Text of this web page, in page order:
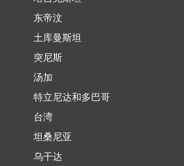
东帝汶
土库曼斯坦
突尼斯
汤加
特立尼达和多巴哥
台湾
坦桑尼亚
乌干达